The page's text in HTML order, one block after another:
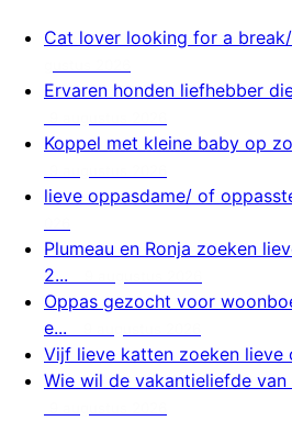
Cat lover looking for a
Ervaren honden liefhebber
Koppel met kleine baby op
lieve oppasdame/ of
Plumeau en Ronja zoeken
2...
Oppas gezocht voor
e...
Vijf lieve katten zoeken lieve
Wie wil de vakantieliefde